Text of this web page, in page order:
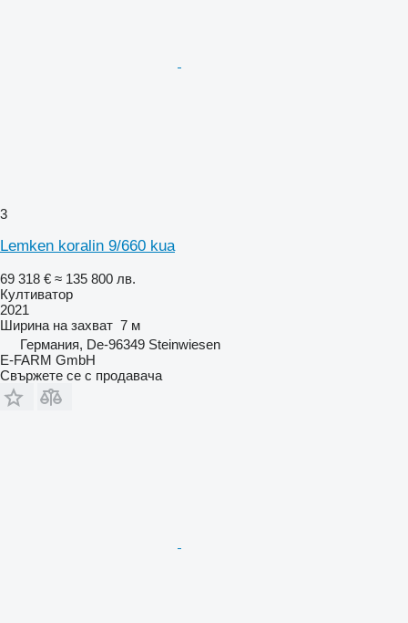
3
Lemken koralin 9/660 kua
69 318 € ≈ 135 800 лв.
Култиватор
2021
Ширина на захват 7 м
Германия, De-96349 Steinwiesen
E-FARM GmbH
Свържете се с продавача